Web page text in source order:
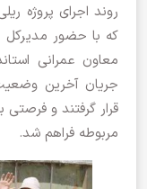
روند اجرای پروژه
که با حضور مدیرکل
معاون عمرانی
جریان آخرین
قرار گرفتند و
مربوطه فراهم شد.